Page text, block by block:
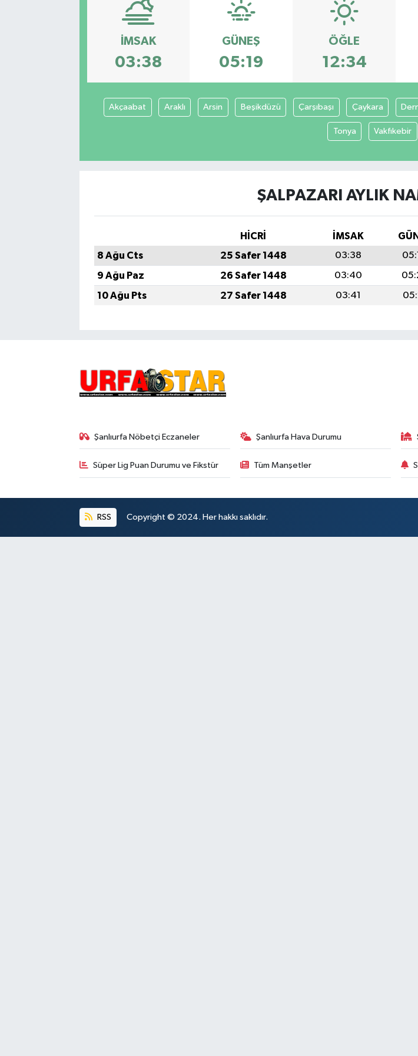
İMSAK
03:38
GÜNEŞ
05:19
ÖĞLE
12:34
Akçaabat Araklı Arsin Beşikdüzü Çarşıbaşı Çaykara
Tonya Vakfıkebir
ŞALPAZARI AYLIK
HİCRİ İMSAK
8 Ağu Cts
25 Safer 1448 03:38
9 Ağu Paz
26 Safer 1448 03:40
10 Ağu Pts
27 Safer 1448 03:41
Şanlıurfa Nöbetçi Eczaneler Şanlıurfa Hava Durumu
Süper Lig Puan Durumu ve Fikstür Tüm Manşetler
RSS Copyright © 2024. Her hakkı saklıdır.